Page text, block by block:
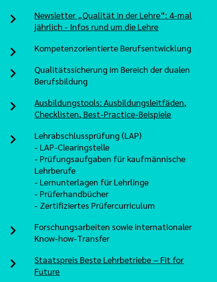
Newsletter „Qualität in der Lehre“: 4-mal
jährlich - Infos rund um die Lehre
Kompetenzorientierte Berufsentwicklung
Qualitätssicherung im Bereich der dualen
Berufsbildung
Ausbildungstools: Ausbildungsleitfäden,
Checklisten, Best-Practice-Beispiele
Lehrabschlussprüfung (LAP)
- LAP-Clearingstelle
- Prüfungsaufgaben für kaufmännische
Lehrberufe
- Lernunterlagen für Lehrlinge
- Prüferhandbücher
- Zertifiziertes Prüfercurriculum
Forschungsarbeiten sowie internationaler
Know-how-Transfer
Staatspreis Beste Lehrbetriebe – Fit for
Future